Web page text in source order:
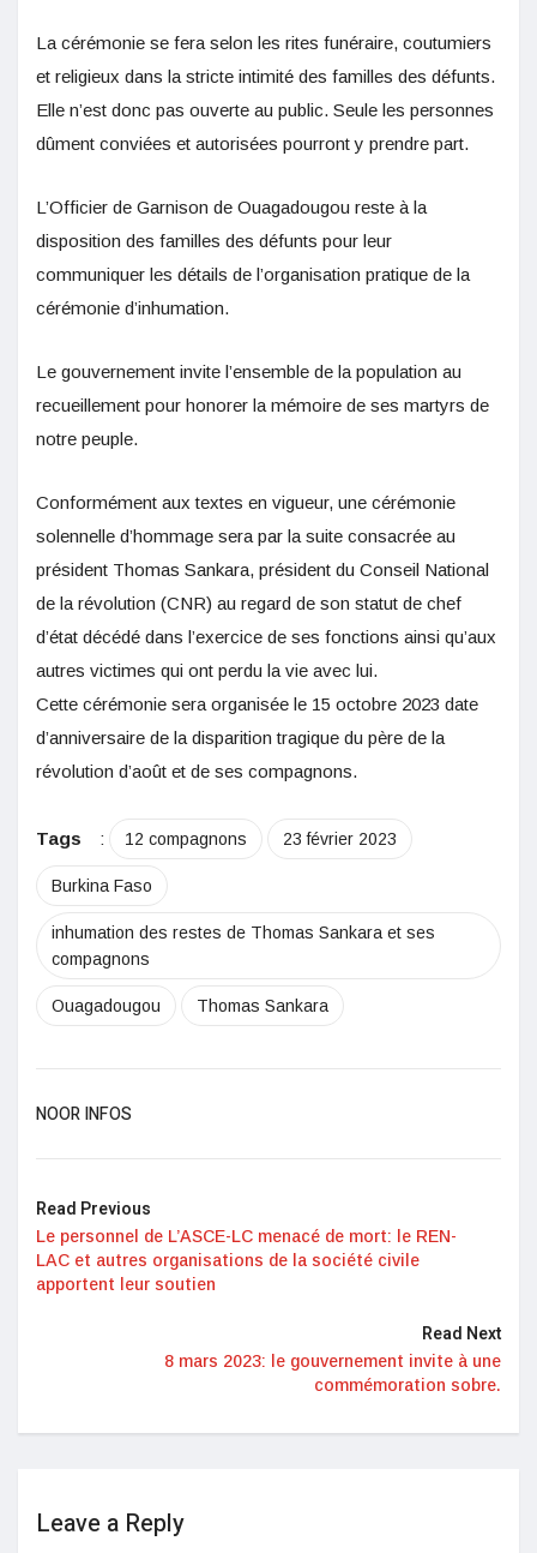
La cérémonie se fera selon les rites funéraire, coutumiers
et religieux dans la stricte intimité des familles des défunts.
Elle n’est donc pas ouverte au public. Seule les personnes
dûment conviées et autorisées pourront y prendre part.
L’Officier de Garnison de Ouagadougou reste à la
disposition des familles des défunts pour leur
communiquer les détails de l’organisation pratique de la
cérémonie d’inhumation.
Le gouvernement invite l’ensemble de la population au
recueillement pour honorer la mémoire de ses martyrs de
notre peuple.
Conformément aux textes en vigueur, une cérémonie
solennelle d’hommage sera par la suite consacrée au
président Thomas Sankara, président du Conseil National
de la révolution (CNR) au regard de son statut de chef
d’état décédé dans l’exercice de ses fonctions ainsi qu’aux
autres victimes qui ont perdu la vie avec lui.
Cette cérémonie sera organisée le 15 octobre 2023 date
d’anniversaire de la disparition tragique du père de la
révolution d’août et de ses compagnons.
Tags : 12 compagnons 23 février 2023
Burkina Faso
inhumation des restes de Thomas Sankara et ses
compagnons
Ouagadougou Thomas Sankara
NOOR INFOS
Read Previous
Le personnel de L’ASCE-LC menacé de mort: le REN-
LAC et autres organisations de la société civile
apportent leur soutien
Read Next
8 mars 2023: le gouvernement invite à une
commémoration sobre.
Leave a Reply